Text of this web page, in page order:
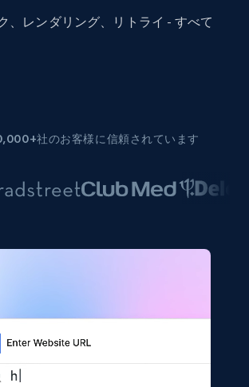
、レンダリング、リトライ - すべて
社のお客様に信頼されています